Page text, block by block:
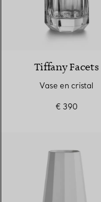
Tiffany Facets
Vase en cristal
€ 390